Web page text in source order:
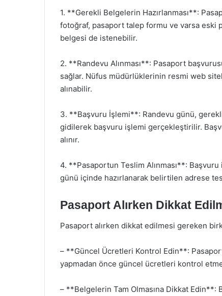
1. **Gerekli Belgelerin Hazırlanması**:
fotoğraf, pasaport talep formu ve varsa eski
belgesi de istenebilir.
2. **Randevu Alınması**: Pasaport
sağlar. Nüfus müdürlüklerinin resmi web
alınabilir.
3. **Başvuru İşlemi**: Randevu günü,
gidilerek başvuru işlemi gerçekleştirilir.
alınır.
4. **Pasaportun Teslim Alınması**:
günü içinde hazırlanarak belirtilen adrese
Pasaport Alırken Dikkat
Pasaport alırken dikkat edilmesi gereken
– **Güncel Ücretleri Kontrol Edin**:
yapmadan önce güncel ücretleri kontrol
– **Belgelerin Tam Olmasına Dikkat Edin**: